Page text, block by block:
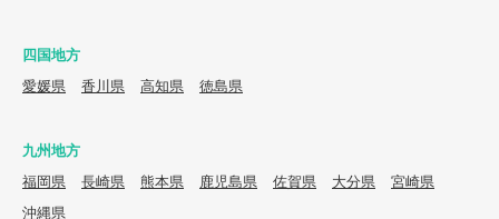
四国地方
愛媛県
香川県 高知県 徳島県
九州地方
福岡県
長崎県 熊本県 鹿児島県 佐賀県 大分県
宮崎県
沖縄県